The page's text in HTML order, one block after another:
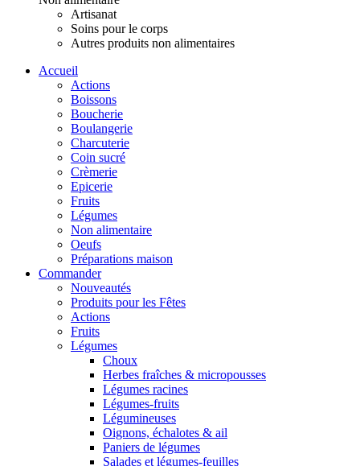
Artisanat
Soins pour le corps
Autres produits non alimentaires
Accueil
Actions
Boissons
Boucherie
Boulangerie
Charcuterie
Coin sucré
Crèmerie
Epicerie
Fruits
Légumes
Non alimentaire
Oeufs
Préparations maison
Commander
Nouveautés
Produits pour les Fêtes
Actions
Fruits
Légumes
Choux
Herbes fraîches & micropousses
Légumes racines
Légumes-fruits
Légumineuses
Oignons, échalotes & ail
Paniers de légumes
Salades et légumes-feuilles